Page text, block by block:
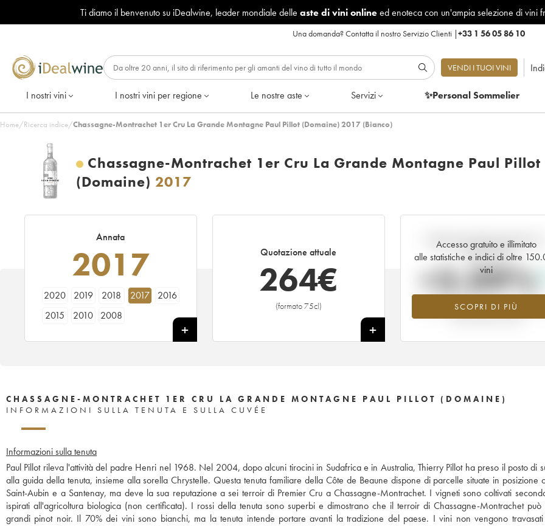
Ti diamo il benvenuto su iDealwine, leader mondiale delle aste di vini onlineed enoteca con un'ampia selezione di vini
Una domanda?Contatta il nostro Servizio Clienti |+33 1 56 05 86 10
VENDI I TUOI VINI
I nostri vini I nostri vini per regione Le nostre aste Servizi ✨Personal Sommelier
Home/Ricerca indice/Chassagne-Montrachet 1er Cru La Grande Montagne Paul Pillot (Domaine) 2017 (Bianco)
Chassagne-Montrachet 1er Cru La Grande Montagne Paul Pillot
(Domaine) 2017
Annata
2017
2020 2019 2018 2017
2016
2015
2010 2008
Quotazione attuale
264€
(formato 75cl)
+
Accesso gratuito e illimitato
alle statistiche e indici di oltre
vini
SCOPRI DI PIÙ
Andamento della quotazione
tempo reale
+3.09%
Valore in aumento per l'annata 2017
2026 rispetto al 2025
CHASSAGNE-MONTRACHET 1ER CRU LA GRANDE MONTAGNE PAUL PILLOT (DOMAINE)
INFORMAZIONI SULLA TENUTA E SULLA CUVÉE
Informazioni sulla tenuta
Paul Pillot rileva l'attività del padre Henri nel 1968. Nel 2004, dopo alcuni tirocini in Sudafrica e in Australia, Thierry Pillot ha preso il posto di
alla guida della tenuta, insieme alla sorella Chrystelle. Questa tenuta familiare della Côte de Beaune dispone di parcelle situate in posizione
Saint-Aubin e a Santenay, ma deve la sua reputazione a sei terroir di Premier Cru a Chassagne-Montrachet. I vigneti sono coltivati
ispirati all'agricoltura biologica (non certificata). I rossi della tenuta sono superbi e dimostrano che il terroir di Chassagne-Montrachet può
grandi pinot noir. Il 70% dei vini sono bianchi, ma la tenuta intende portare avanti la tradizione del paese. I vini non vengono